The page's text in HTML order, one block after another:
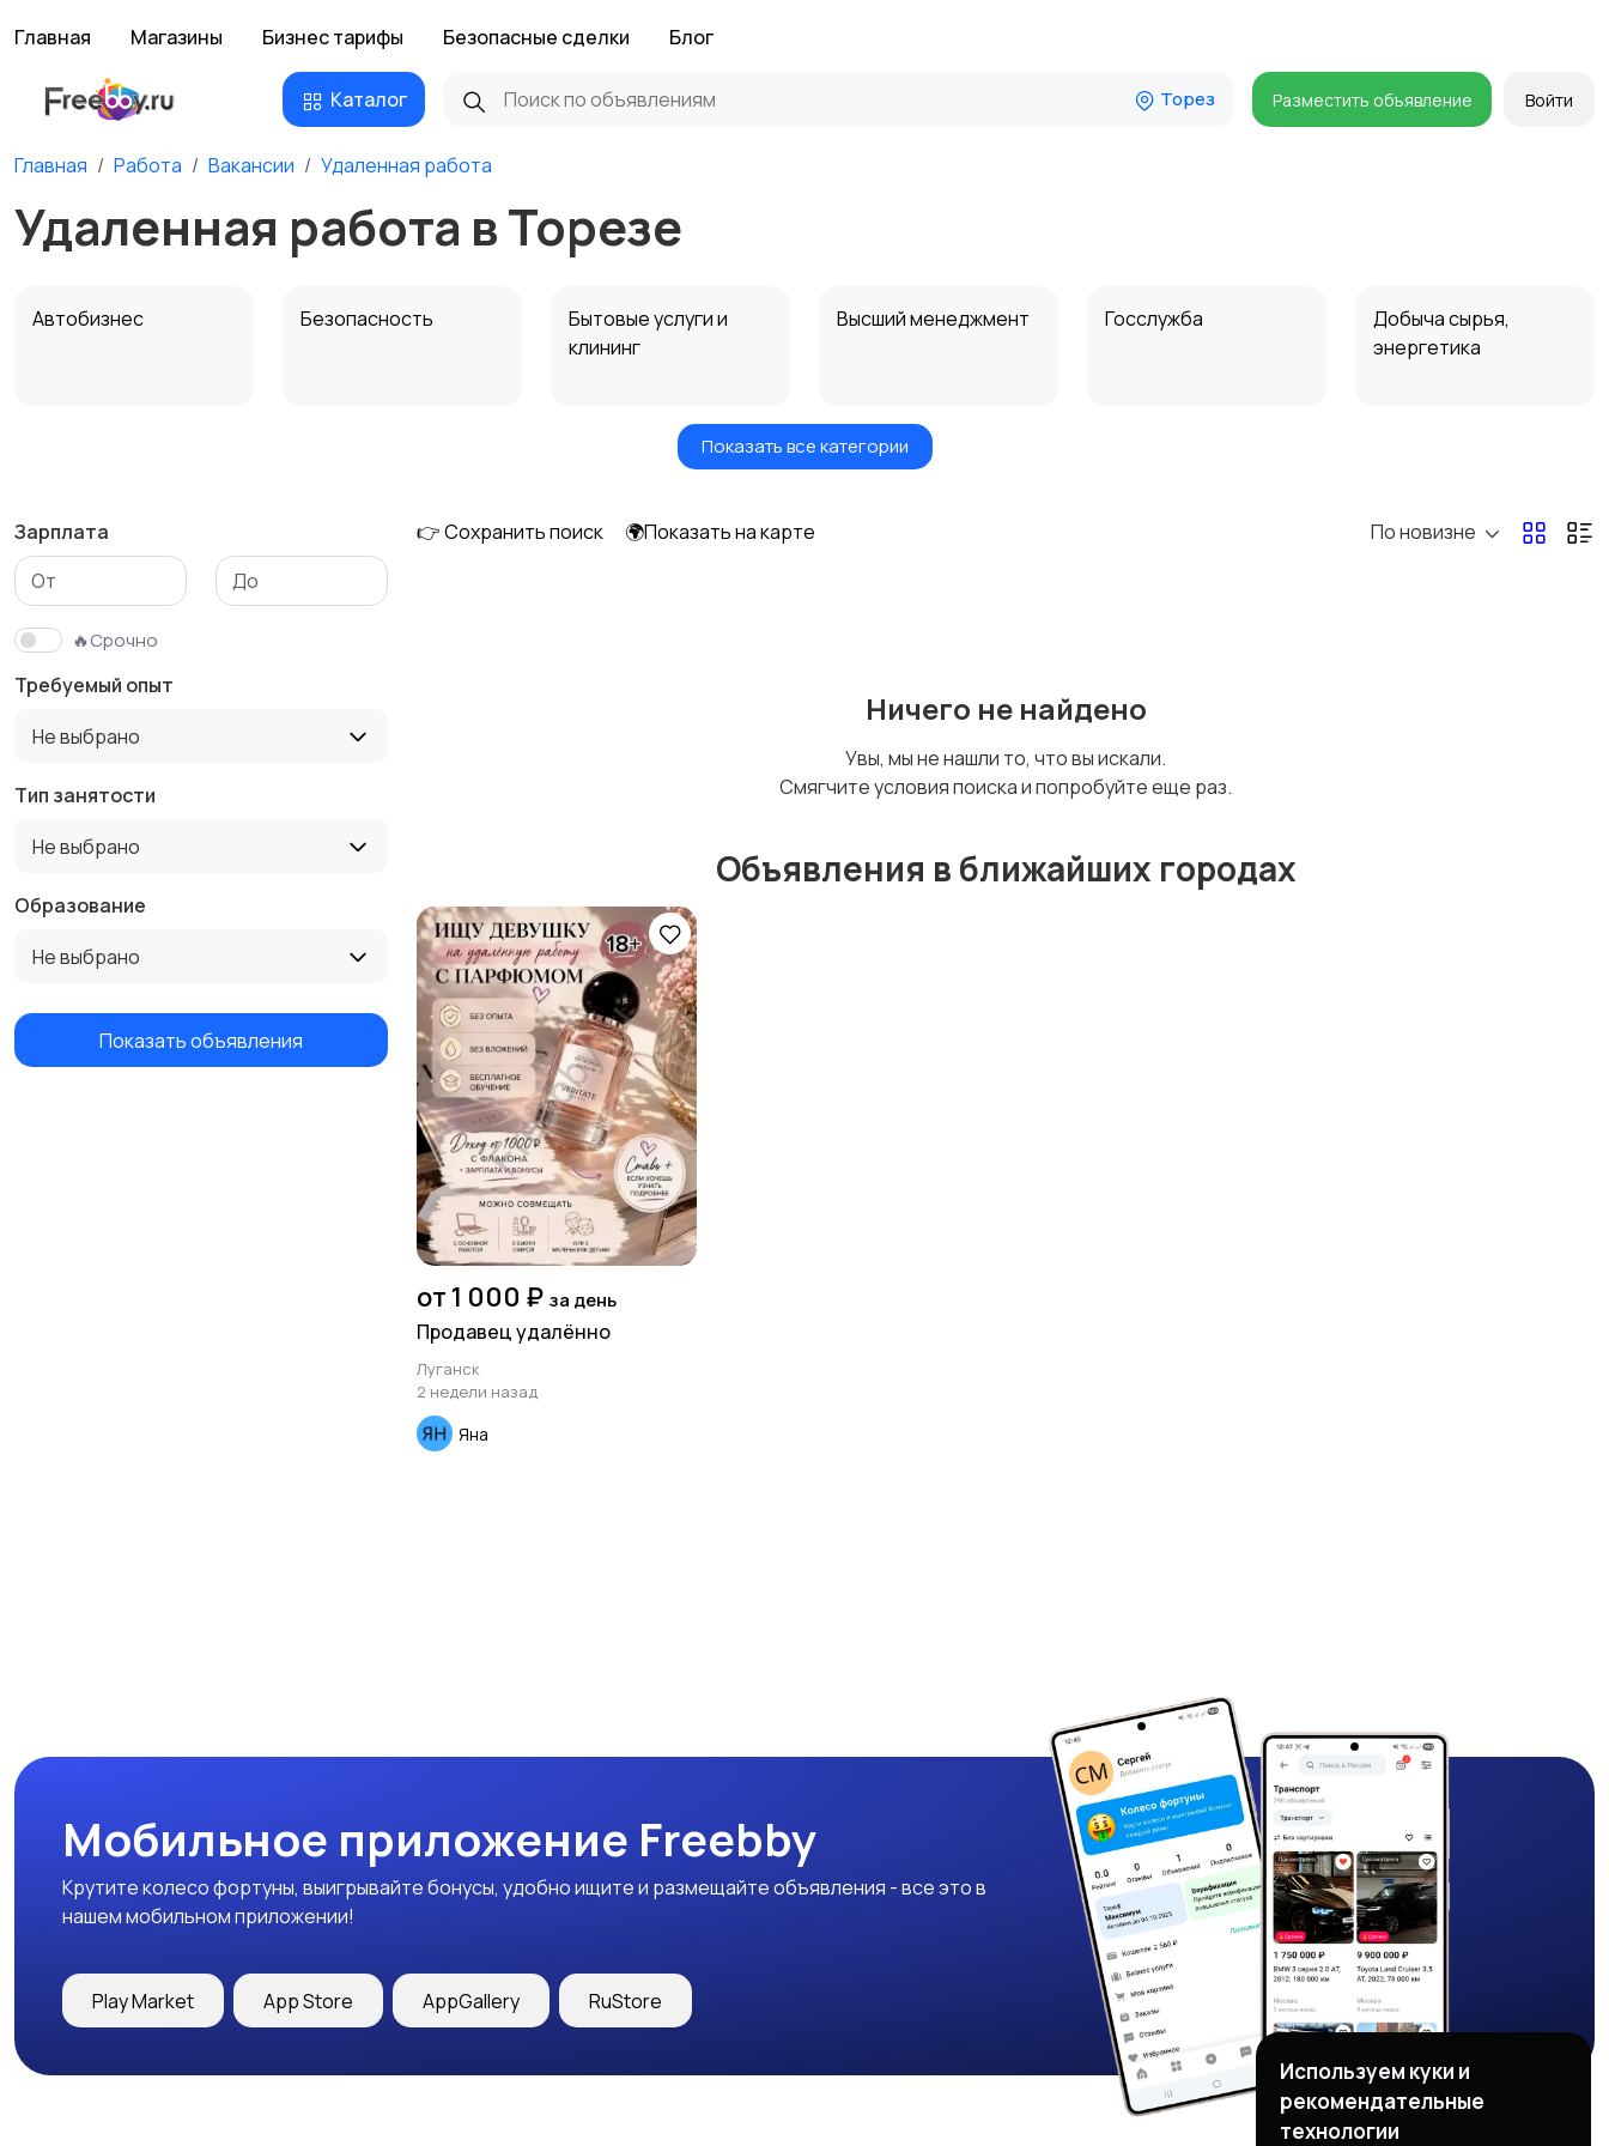
Главная Магазины Бизнес тарифы Безопасные сделки Блог
Каталог Торез Разместить объявление Войти
Главная Работа Вакансии Удаленная работа
Удаленная работа в Торезе
Автобизнес Безопасность
Бытовые услуги и
клининг
Высший менеджмент Госслужба
Добыча сырья,
энергетика
Информационные
Искусство и
Медицина Начало карьеры
Производство
Рестораны и
Финансы Юриспруденция
Показать все категории
Зарплата
🔥Срочно
Требуемый опыт
Не выбрано
Тип занятости
Не выбрано
Образование
Не выбрано
Показать объявления
👉 Сохранить поиск 🌍Показать на карте По новизне
Ничего не найдено
Увы, мы не нашли то, что вы искали.
Смягчите условия поиска и попробуйте еще раз.
Объявления в ближайших городах
от 1 000 ₽ за день
Продавец удалённо
Луганск
2 недели назад
Яна
Мобильное приложение Freebby
Крутите колесо фортуны, выигрывайте бонусы, удобно ищите и размещайте объявления - все это в
нашем мобильном приложении!
Play Market App Store AppGallery RuStore
Используем куки и
рекомендательные
технологии